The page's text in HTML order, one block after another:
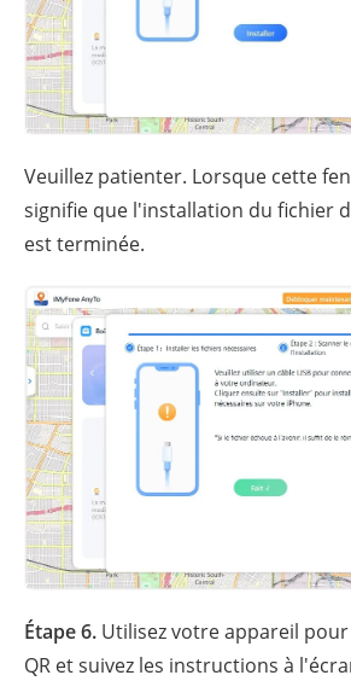
Veuillez patienter. Lorsque cette
signifie que l'installation du fichier
est terminée.
Étape 6. Utilisez votre appareil
QR et suivez les instructions à